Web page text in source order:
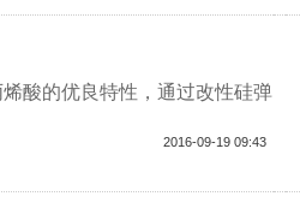
酸的优良特性，通过改性硅弹
2016-09-19 09:43